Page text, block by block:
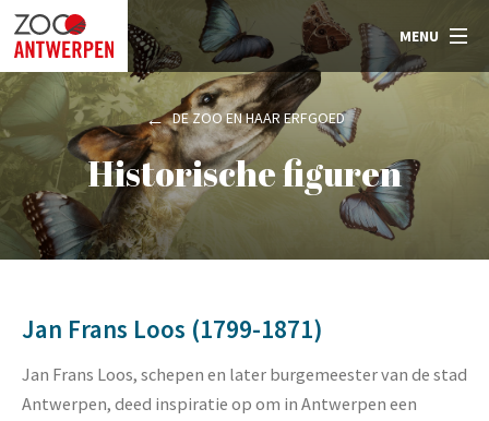
MENU
DE ZOO EN HAAR ERFGOED
Historische figuren
Jan Frans Loos (1799-1871)
Jan Frans Loos, schepen en later burgemeester van de stad
Antwerpen, deed inspiratie op om in Antwerpen een